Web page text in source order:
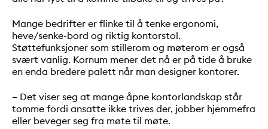
Mange bedrifter er flinke til å tenke ergonomi,
heve/senke-bord og riktig kontorstol.
Støttefunksjoner som stillerom og møterom er også
svært vanlig. Kornum mener det nå er på tide å bruke
en enda bredere palett når man designer kontorer.
– Det viser seg at mange åpne kontorlandskap står
tomme fordi ansatte ikke trives der, jobber hjemmefra
eller beveger seg fra møte til møte.